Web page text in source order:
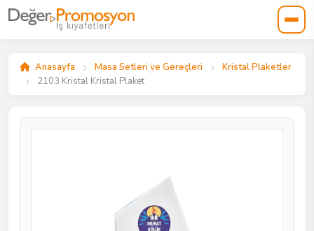
Anasayfa Masa Setleri ve Gereçleri
Kristal Plaketler
2103 Kristal Kristal Plaket